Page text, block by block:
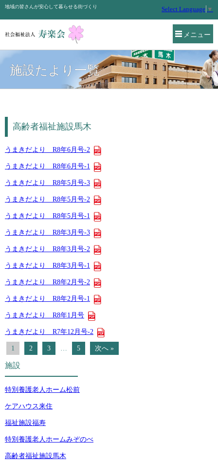
メニュー
地域の皆さんが安心して暮らせる街づくり Select Language ▼
施設たより一覧
高齢者福祉施設馬木
うまきだより R8年6月号-2
うまきだより R8年6月号-1
うまきだより R8年5月号-3
うまきだより R8年5月号-2
うまきだより R8年5月号-1
うまきだより R8年3月号-3
うまきだより R8年3月号-2
うまきだより R8年3月号-1
うまきだより R8年2月号-2
うまきだより R8年2月号-1
うまきだより R8年1月号
うまきだより R7年12月号-2
1 2 3 … 5 次へ »
施設
特別養護老人ホーム松前
ケアハウス来住
福祉施設福寿
特別養護老人ホームみぞのべ
高齢者福祉施設馬木